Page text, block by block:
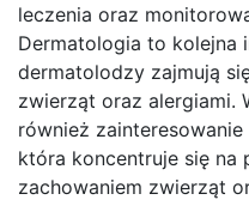
leczenia oraz
Dermatologia to kolejna
dermatolodzy zajmują
zwierząt oraz alergiami.
również
która koncentruje się na
zachowaniem zwierząt